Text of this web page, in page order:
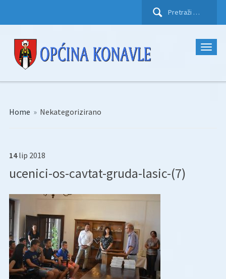
Pretraži:
Home » Nekategorizirano
14 lip 2018
ucenici-os-cavtat-gruda-lasic-(7)